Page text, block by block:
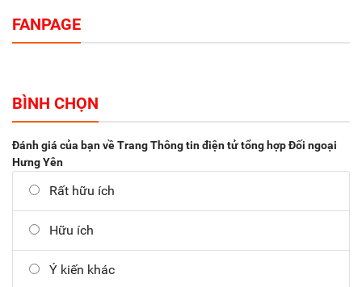
FANPAGE
BÌNH CHỌN
Đánh giá của bạn về Trang Thông tin điện tử tổng hợp Đối ngoại
Hưng Yên
Rất hữu ích
Hữu ích
Ý kiến khác